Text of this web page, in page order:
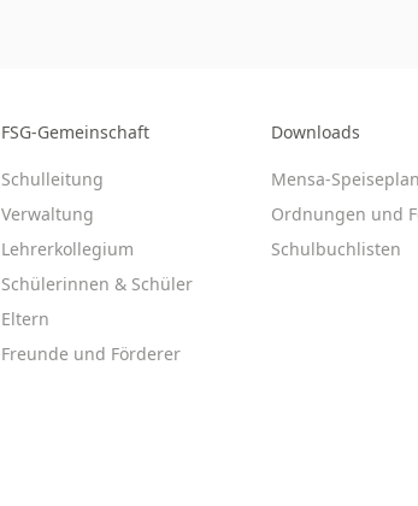
FSG-Gemeinschaft
Schulleitung
Verwaltung
Lehrerkollegium
Schülerinnen & Schüler
Eltern
Freunde und Förderer
Downloads
Mensa-Speiseplan
Ordnungen und
Schulbuchlisten